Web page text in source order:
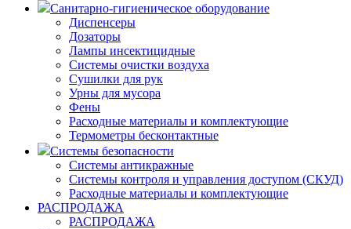
Санитарно-гигиеническое оборудование
Диспенсеры
Дозаторы
Лампы инсектицидные
Системы очистки воздуха
Сушилки для рук
Урны для мусора
Фены
Расходные материалы и комплектующие
Термометры бесконтактные
Системы безопасности
Системы антикражные
Системы контроля и управления доступом (СКУД)
Расходные материалы и комплектующие
РАСПРОДАЖА
РАСПРОДАЖА